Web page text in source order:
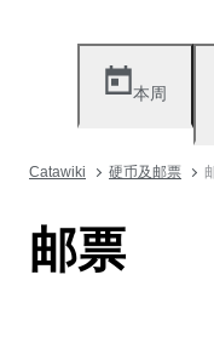
本周
Catawiki 硬币及邮票
邮票